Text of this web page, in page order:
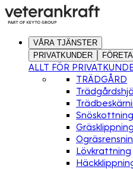
VÅRA TJÄNSTER
PRIVATKUNDER
ALLT FÖR
TRÄDGÅRD
Snöskottning
Gräsklippning
Lövkrattning